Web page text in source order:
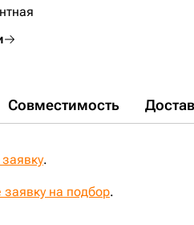
Совместимость
.
заявку на подбор.